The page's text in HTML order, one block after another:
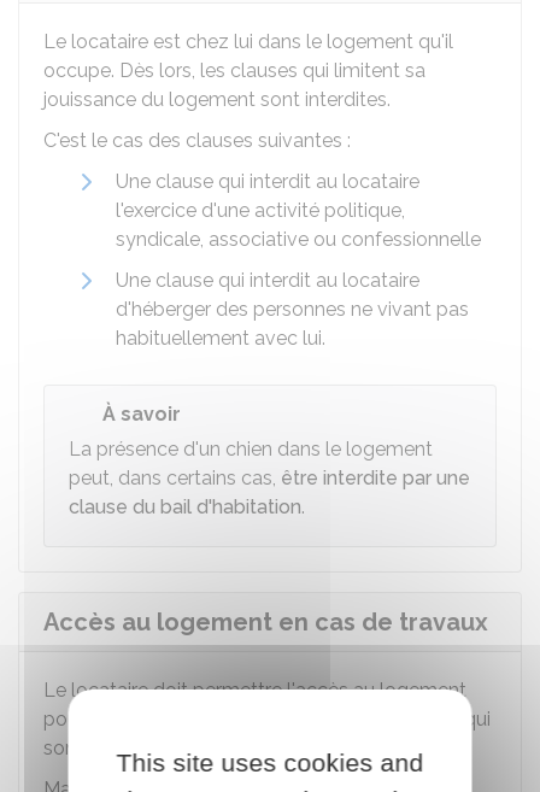
Le locataire est chez lui dans le logement qu'il
occupe. Dès lors, les clauses qui limitent sa
jouissance du logement sont interdites.
C'est le cas des clauses suivantes :
Une clause qui interdit au locataire
l'exercice d'une activité politique,
syndicale, associative ou confessionnelle
Une clause qui interdit au locataire
d'héberger des personnes ne vivant pas
habituellement avec lui.
À savoir
La présence d'un chien dans le logement
peut, dans certains cas, être interdite par une
clause du bail d'habitation.
Accès au logement en cas de travaux
Le locataire doit permettre l'accès au logement
pour la préparation et la réalisation des travaux qui
sont à la charge du propriétaire.
This site uses cookies and